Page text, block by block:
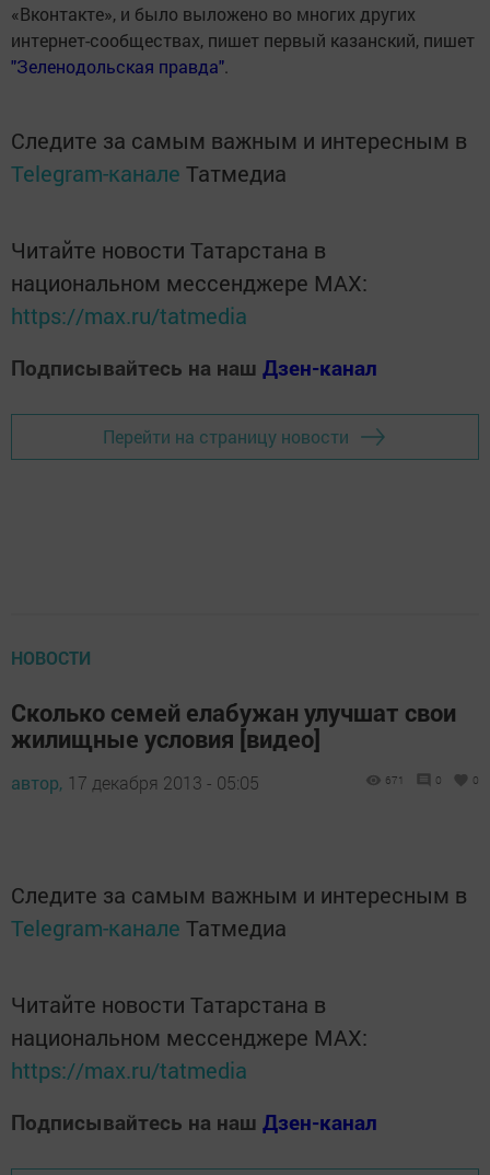
«Вконтакте», и было выложено во многих других
интернет-сообществах, пишет первый казанский, пишет
"Зеленодольская правда".
Следите за самым важным и интересным в
Telegram-канале Татмедиа
Читайте новости Татарстана в
национальном мессенджере MАХ:
https://max.ru/tatmedia
Подписывайтесь на наш Дзен-канал
Перейти на страницу новости
НОВОСТИ
Сколько семей елабужан улучшат свои
жилищные условия [видео]
автор, 17 декабря 2013 - 05:05 671 0 0
Следите за самым важным и интересным в
Telegram-канале Татмедиа
Читайте новости Татарстана в
национальном мессенджере MАХ:
https://max.ru/tatmedia
Подписывайтесь на наш Дзен-канал